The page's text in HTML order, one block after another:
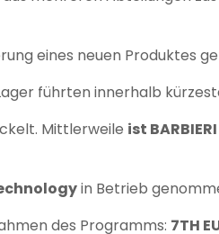
eines neuen Produktes
führten innerhalb
Mittlerweile ist
in Betrieb
des Programms: 7TH